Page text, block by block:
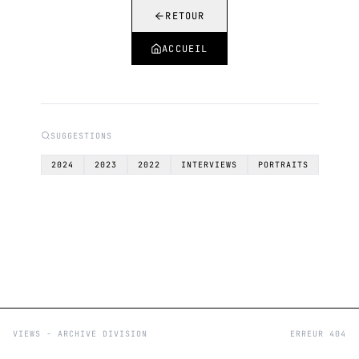
RETOUR
ACCUEIL
SUGGESTIONS
2024 2023 2022 INTERVIEWS PORTRAITS
VIEWS - ARCHIVE DIVISION ERREUR 404